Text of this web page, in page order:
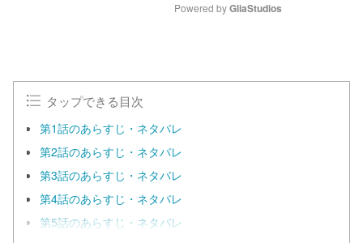
Powered by GliaStudios
タップできる目次
第1話のあらすじ・ネタバレ
第2話のあらすじ・ネタバレ
第3話のあらすじ・ネタバレ
第4話のあらすじ・ネタバレ
第5話のあらすじ・ネタバレ